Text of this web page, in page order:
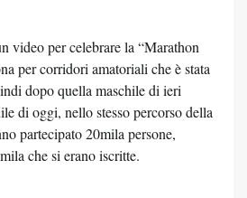
video per celebrare la “Marathon
per corridori amatoriali che è stata
dopo quella maschile di ieri
di oggi, nello stesso percorso della
partecipato 20mila persone,
che si erano iscritte.